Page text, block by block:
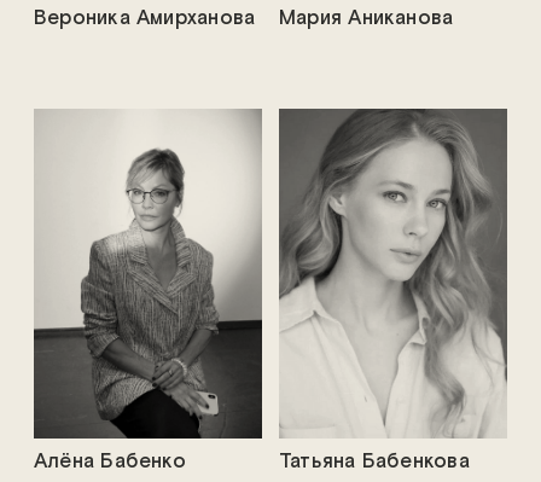
Мария Аниканова
Алёна Бабенко
Вероника Амирханова
Татьяна Бабенкова